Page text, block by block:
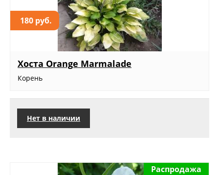
180 руб.
Хоста Orange Marmalade
Корень
Нет в наличии
Распродажа